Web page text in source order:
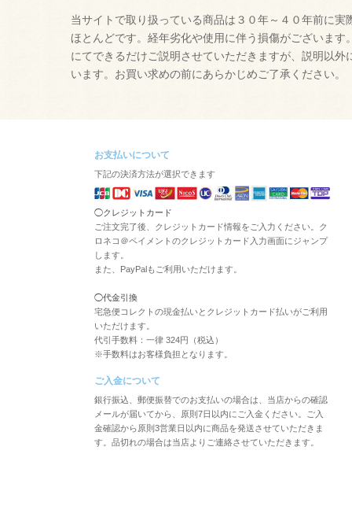
当サイトで取り扱っている商品は３０年～４０年前に
ほとんどです。経年劣化や使用に伴う損傷がございま
にてできるだけご説明させていただきますが、説明以
います。お買い求めの前にあらかじめご了承ください。
お支払いについて
下記の決済方法が選択できます
◯クレジットカード
ご注文完了後、クレジットカード情報をご入力ください。ク
ロネコ＠ペイメントのクレジットカード入力画面にジャンプ
します。
また、PayPalもご利用いただけます。
◯代金引換
宅急便コレクトの現金払いとクレジットカード払いがご利用
いただけます。
代引手数料：一律 324円（税込）
※手数料はお客様負担となります。
ご入金について
銀行振込、郵便振替でのお支払いの場合は、当店からの確認
メールが届いてから、原則7日以内にご入金ください。ご入
金確認から原則3営業日以内に商品を発送させていただきま
す。品切れの場合は当店よりご連絡させていただきます。